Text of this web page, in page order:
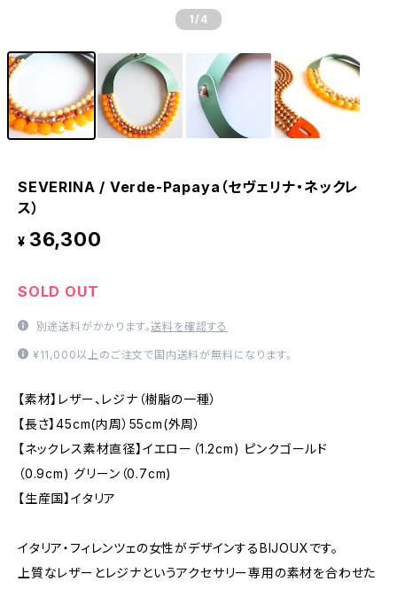
1 /4
SEVERINA / Verde-Papaya（セヴェリナ・ネックレ
ス）
¥ 36,300
SOLD OUT
別途送料がかかります。送料を確認する
¥11,000以上のご注文で国内送料が無料になります。
【素材】レザー、レジナ（樹脂の一種）
【長さ】45cm(内周）55cm(外周）
【ネックレス素材直径】イエロー（1.2cm) ピンクゴールド
（0.9cm) グリーン（0.7cm)
【生産国】イタリア
イタリア・フィレンツェの女性がデザインするBIJOUXです。
上質なレザーとレジナというアクセサリー専用の素材を合わせた